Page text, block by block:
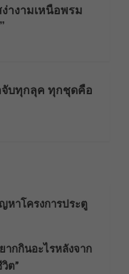
างามเหนือพรม
จับทุกลุค ทุกชุดคือ
าโครงการประตู
ากกินอะไรหลังจาก
ต”